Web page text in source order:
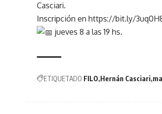
Casciari.
Inscripción enhttps://bit.ly/
jueves 8 a las 19 hs.
ETIQUETADO FILO Hernán Casciari